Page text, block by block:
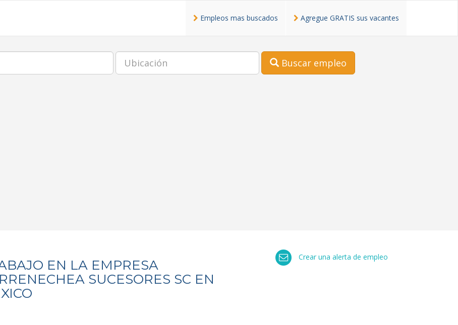
Empleos mas buscados Agregue GRATIS sus vacantes
Ubicación
Buscar empleo
EN LA EMPRESA
SUCESORES SC EN
Crear una alerta de empleo